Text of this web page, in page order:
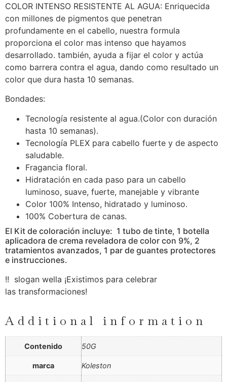
COLOR INTENSO RESISTENTE AL AGUA: Enriquecida
con millones de pigmentos que penetran
profundamente en el cabello, nuestra formula
proporciona el color mas intenso que hayamos
desarrollado. también, ayuda a fijar el color y actúa
como barrera contra el agua, dando como resultado un
color que dura hasta 10 semanas.
Bondades:
Tecnología resistente al agua.(Color con duración
hasta 10 semanas).
Tecnología PLEX para cabello fuerte y de aspecto
saludable.
Fragancia floral.
Hidratación en cada paso para un cabello
luminoso, suave, fuerte, manejable y vibrante
Color 100% Intenso, hidratado y luminoso.
100% Cobertura de canas.
El Kit de coloración incluye: 1 tubo de tinte, 1 botella
aplicadora de crema reveladora de color con 9%, 2
tratamientos avanzados, 1 par de guantes protectores
e instrucciones.
!! slogan wella ¡Existimos para celebrar
las transformaciones!
Additional information
Contenido 50G
marca Koleston